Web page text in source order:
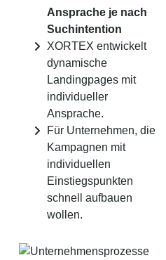
Ansprache je nach
Suchintention
XORTEX entwickelt
dynamische
Landingpages mit
individueller
Ansprache.
Für Unternehmen, die
Kampagnen mit
individuellen
Einstiegspunkten
schnell aufbauen
wollen.